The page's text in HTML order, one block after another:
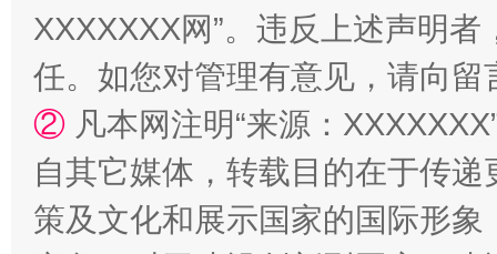
国家大学科技园优化重塑工作
XXXXXXX网”。违反上述声明
任。如您对管理有意见，请向
② 凡本网注明“来源：
自其它媒体，转载目的在于传
策及文化和展示国家的国际形